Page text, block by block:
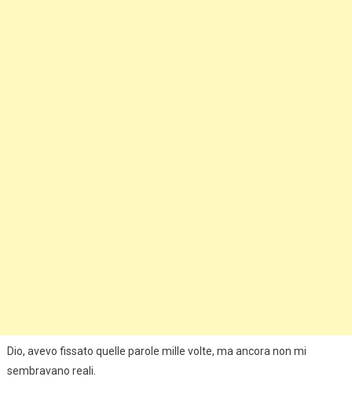
Dio, avevo fissato quelle parole mille volte, ma ancora non mi
sembravano reali.